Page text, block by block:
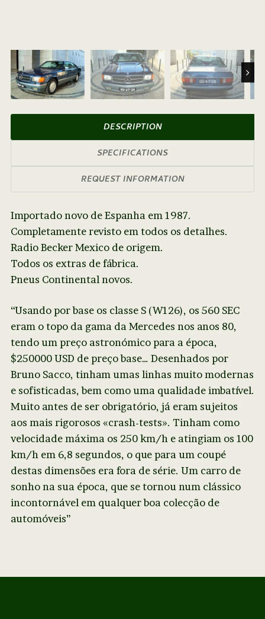
Next
DESCRIPTION
SPECIFICATIONS
REQUEST INFORMATION
Importado novo de Espanha em 1987.
Completamente revisto em todos os detalhes.
Radio Becker Mexico de origem.
Todos os extras de fábrica.
Pneus Continental novos.
“Usando por base os classe S (W126), os 560 SEC
eram o topo da gama da Mercedes nos anos 80,
tendo um preço astronómico para a época,
$250000 USD de preço base… Desenhados por
Bruno Sacco, tinham umas linhas muito modernas
e sofisticadas, bem como uma qualidade imbatível.
Muito antes de ser obrigatório, já eram sujeitos
aos mais rigorosos «crash-tests». Tinham como
velocidade máxima os 250 km/h e atingiam os 100
km/h em 6,8 segundos, o que para um coupé
destas dimensões era fora de série. Um carro de
sonho na sua época, que se tornou num clássico
incontornável em qualquer boa colecção de
automóveis”